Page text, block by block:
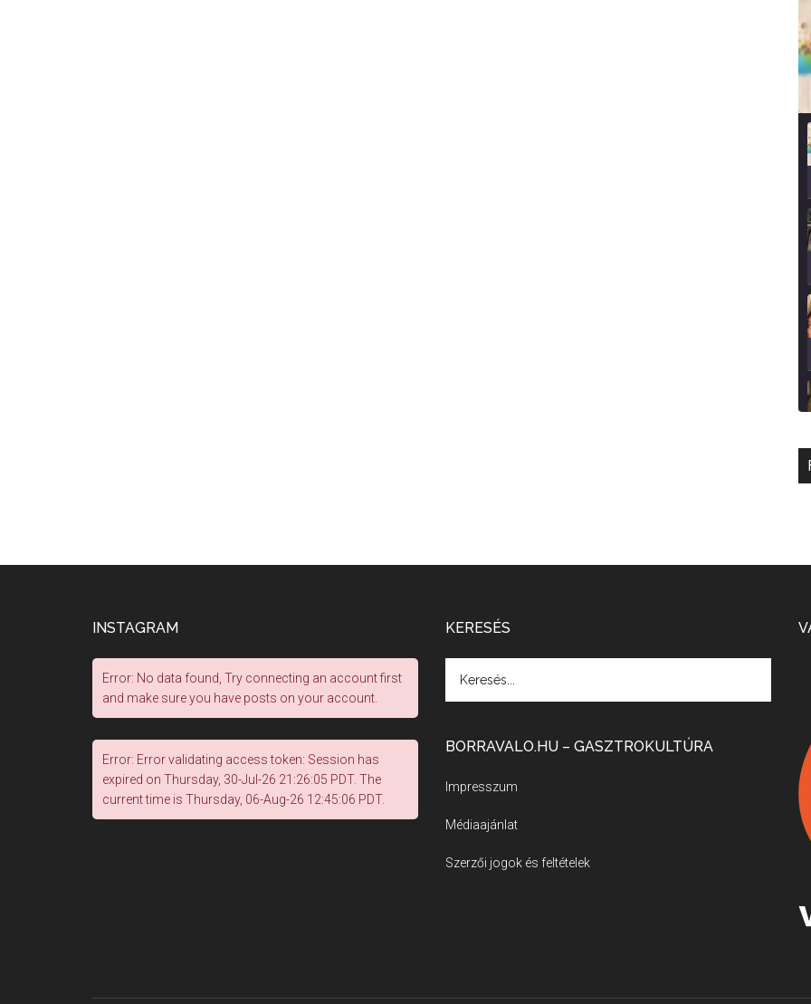
INSTAGRAM
Error: No data found, Try connecting an account first
and make sure you have posts on your account.
Error: Error validating access token: Session has
expired on Thursday, 30-Jul-26 21:26:05 PDT. The
current time is Thursday, 06-Aug-26 12:45:06 PDT.
KERESÉS
BORRAVALO.HU – GASZTROKULTÚRA
Impresszum
Médiaajánlat
Szerzői jogok és feltételek